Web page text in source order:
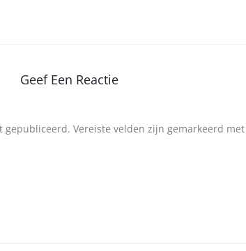
Geef Een Reactie
gepubliceerd. Vereiste velden zijn gemarkeerd met